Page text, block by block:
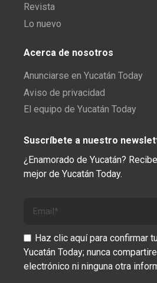
Revista
Lo nuevo
Acerca de nosotros
Anunciarse en Yucatán Today
Aviso de privacidad
El equipo de Yucatán Today
Suscríbete a nuestro
¿Enamorado de Yucatán?
mejor de Yucatán Today.
Haz clic aquí para confirmar
Yucatán Today; nunca
electrónico ni ninguna otra